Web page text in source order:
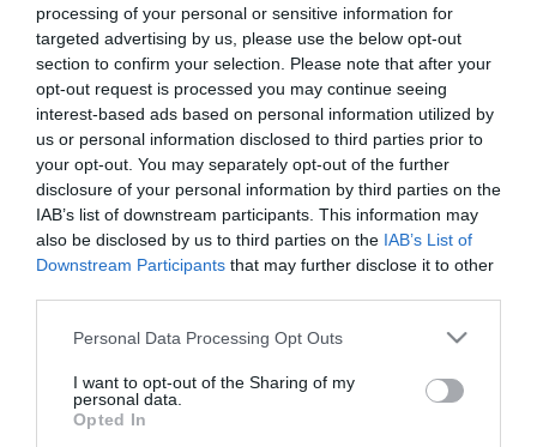
processing of your personal or sensitive information for
targeted advertising by us, please use the below opt-out
section to confirm your selection. Please note that after your
opt-out request is processed you may continue seeing
interest-based ads based on personal information utilized by
us or personal information disclosed to third parties prior to
your opt-out. You may separately opt-out of the further
disclosure of your personal information by third parties on the
IAB’s list of downstream participants. This information may
also be disclosed by us to third parties on the IAB’s List of
Downstream Participants that may further disclose it to other
Please note that this website/app uses one or more Google
not limited to your visit or usage behaviour. You may click to
grant or deny consent to Google and its third-party tags to
use your data for below specified purposes in below Google
Personal Data Processing Opt Outs
I want to opt-out of the Sharing of my
personal data.
Opted In